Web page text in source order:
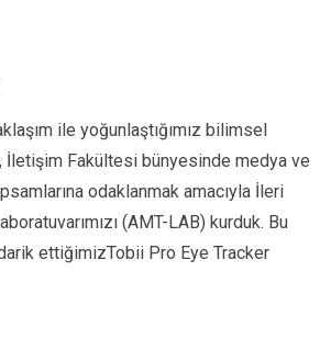
ile yoğunlaştığımız bilimsel
İletişim Fakültesi bünyesinde medya ve
odaklanmak amacıyla İleri
(AMT-LAB) kurduk. Bu
ettiğimizTobii Pro Eye Tracker